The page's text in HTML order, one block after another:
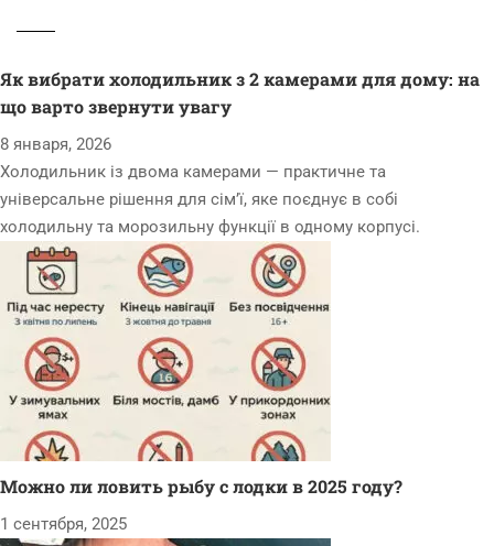
Як вибрати холодильник з 2 камерами для дому: на
що варто звернути увагу
8 января, 2026
Холодильник із двома камерами — практичне та
універсальне рішення для сім’ї, яке поєднує в собі
холодильну та морозильну функції в одному корпусі.
Можно ли ловить рыбу с лодки в 2025 году?
1 сентября, 2025